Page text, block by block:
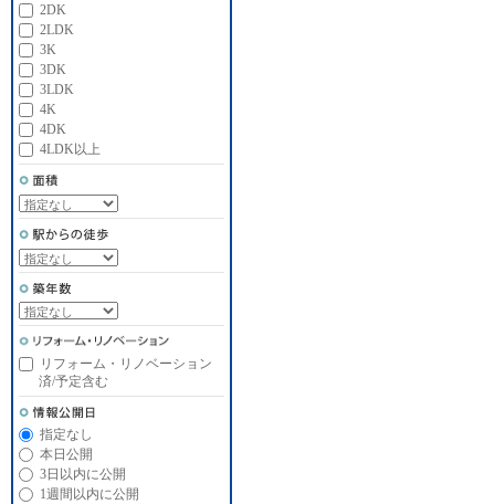
2DK
2LDK
3K
3DK
3LDK
4K
4DK
4LDK以上
リフォーム・リノベーション
済/予定含む
指定なし
本日公開
3日以内に公開
1週間以内に公開